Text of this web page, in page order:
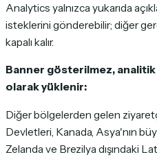
Analytics yalnızca yukarıda
isteklerini gönderebilir; diğer
kapalı kalır.
Banner gösterilmez, analitik
olarak yüklenir:
Diğer bölgelerden gelen
Devletleri, Kanada, Asya'nın
Zelanda ve Brezilya dışındaki